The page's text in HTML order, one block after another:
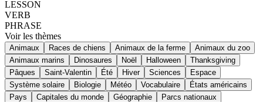
LESSON
VERB
PHRASE
Voir les thèmes
Animaux Races de chiens Animaux de la ferme
Animaux du zoo
Animaux marins
Dinosaures Noël Halloween
Thanksgiving
Pâques
Saint-Valentin Été Hiver Sciences
Espace
Système solaire
Biologie Météo Vocabulaire
États américains
Pays
Capitales du monde Géographie
Parcs nationaux